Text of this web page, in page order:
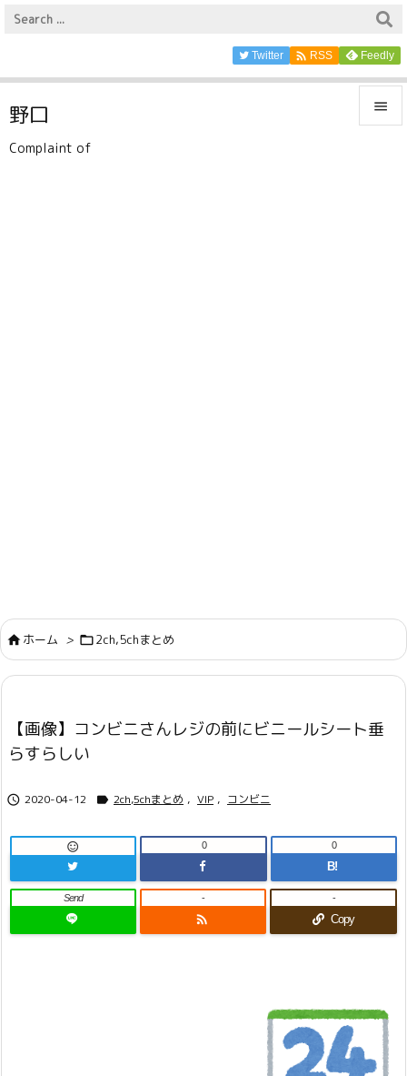

Twitter  RSS Feedly
野口
Complaint of
ホーム > 2ch,5chまとめ
【画像】コンビニさんレジの前にビニールシート垂
らすらしい
 2020-04-12  2ch,5chまとめ , VIP , コンビニ
 0
B!
0
Send

-
Copy
-